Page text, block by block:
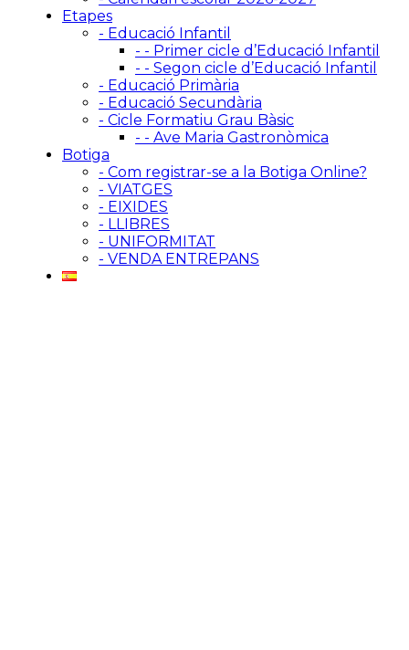
Etapes
- Educació Infantil
- - Primer cicle d’Educació Infantil
- - Segon cicle d’Educació Infantil
- Educació Primària
- Educació Secundària
- Cicle Formatiu Grau Bàsic
- - Ave Maria Gastronòmica
Botiga
- Com registrar-se a la Botiga Online?
- VIATGES
- EIXIDES
- LLIBRES
- UNIFORMITAT
- VENDA ENTREPANS